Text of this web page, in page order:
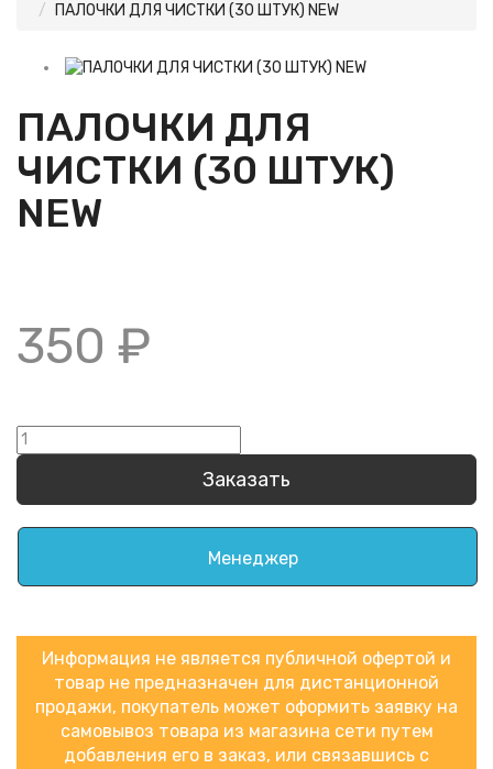
ПАЛОЧКИ ДЛЯ ЧИСТКИ (30 ШТУК) NEW
ПАЛОЧКИ ДЛЯ
ЧИСТКИ (30 ШТУК)
NEW
350 ₽
Заказать
Менеджер
Информация не является публичной офертой и
товар не предназначен для дистанционной
продажи, покупатель может оформить заявку на
самовывоз товара из магазина сети путем
добавления его в заказ, или связавшись с